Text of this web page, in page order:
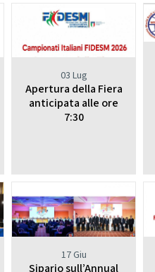
03 Lug
Apertura della Fiera
anticipata alle ore
7:30
17 Giu
Sipario sull’Annual